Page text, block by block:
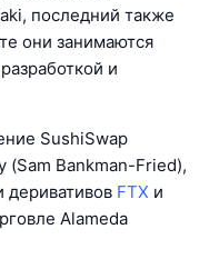
последний также
они занимаются
и
SushiSwap
Bankman-Fried),
деривативов FTX и
Alameda